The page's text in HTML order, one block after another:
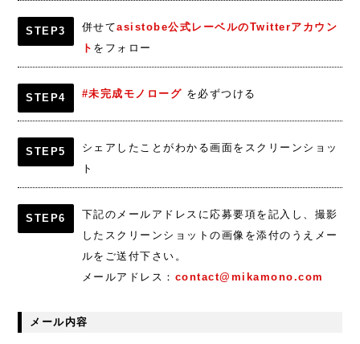
STEP3 併せてasistobe公式レーベルのTwitterアカウン
ト をフォロー
STEP4 #未完成モノローグ を必ずつける
STEP5
シェアしたことがわかる画面をスクリーンショッ
ト
STEP6
下記のメールアドレスに応募要項を記入し、撮影
したスクリーンショットの画像を添付のうえメー
ルをご送付下さい。
メールアドレス： contact@mikamono.com
メール内容